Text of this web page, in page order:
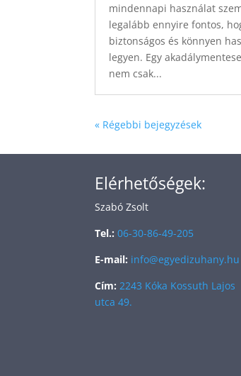
mindennapi használat
legalább ennyire fontos,
biztonságos és könnyen
legyen. Egy
nem csak...
« Régebbi bejegyzések
Elérhetőségek:
Szabó Zsolt
Tel.: 06-30-86-49-205
E-mail: info@egyedizuhany.hu
Cím: 2243 Kóka Kossuth Lajos
utca 49.